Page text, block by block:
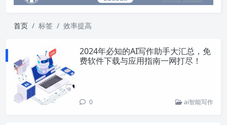
首页 标签 效率提高
2024年必知的AI写作助手大汇总，免
费软件下载与应用指南一网打尽！
0 ai智能写作